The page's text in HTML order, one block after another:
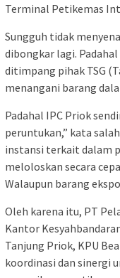
Terminal Petikemas
Sungguh tidak
dibongkar lagi.
ditimpang pihak TSG
menangani barang
Padahal IPC Priok
peruntukan,” kata
instansi terkait dalam
meloloskan secara
Walaupun barang
Oleh karena itu, PT
Kantor
Tanjung Priok, KPU
koordinasi dan sinergi